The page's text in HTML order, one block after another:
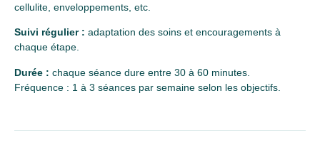
cellulite, enveloppements, etc.
Suivi régulier : adaptation des soins et encouragements à
chaque étape.
Durée : chaque séance dure entre 30 à 60 minutes.
Fréquence : 1 à 3 séances par semaine selon les objectifs.